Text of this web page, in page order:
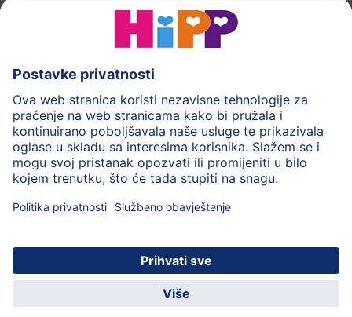
HiPP njega
HiPP trudnoća
Terapeutska dijeta
Zaštita podataka i upute za korištenj
Uvjeti korištenja
Impressum
Kontakt
O HiPP-u
© 2026 HiPP
aplikacija
Uživajte u mnogim
pogodnostima!